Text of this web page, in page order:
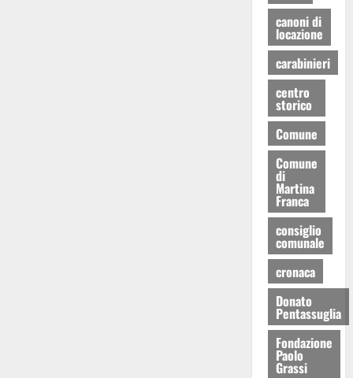
canoni di
locazione
carabinieri
centro
storico
Comune
Comune
di
Martina
Franca
consiglio
comunale
cronaca
Donato
Pentassuglia
Fondazione
Paolo
Grassi